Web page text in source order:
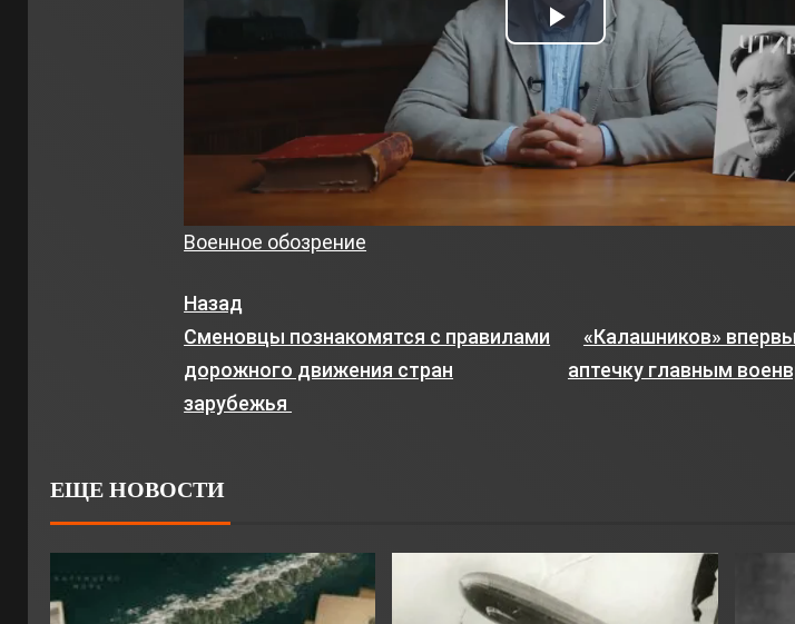
Play
Video
Военное обозрение
Назад
Сменовцы познакомятся с правилами
дорожного движения стран
зарубежья
«Калашников»
аптечку главным
ЕЩЕ НОВОСТИ